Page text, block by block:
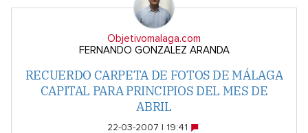
Objetivomalaga.com
FERNANDO GONZALEZ ARANDA
RECUERDO CARPETA DE FOTOS DE MÁLAGA
CAPITAL PARA PRINCIPIOS DEL MES DE
ABRIL
22-03-2007 | 19:41